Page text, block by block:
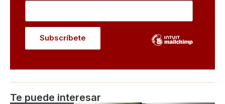
Te puede interesar